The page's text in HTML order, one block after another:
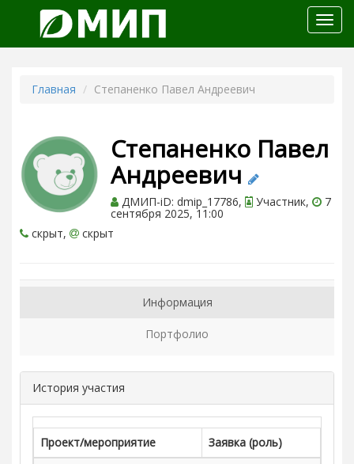
меню
Главная Степаненко Павел Андреевич
Степаненко Павел
Андреевич
ДМИП-iD: dmip_17786, Участник, 7
сентября 2025, 11:00
скрыт,
скрыт
Информация
Портфолио
История участия
Проект/мероприятие
Заявка (роль)